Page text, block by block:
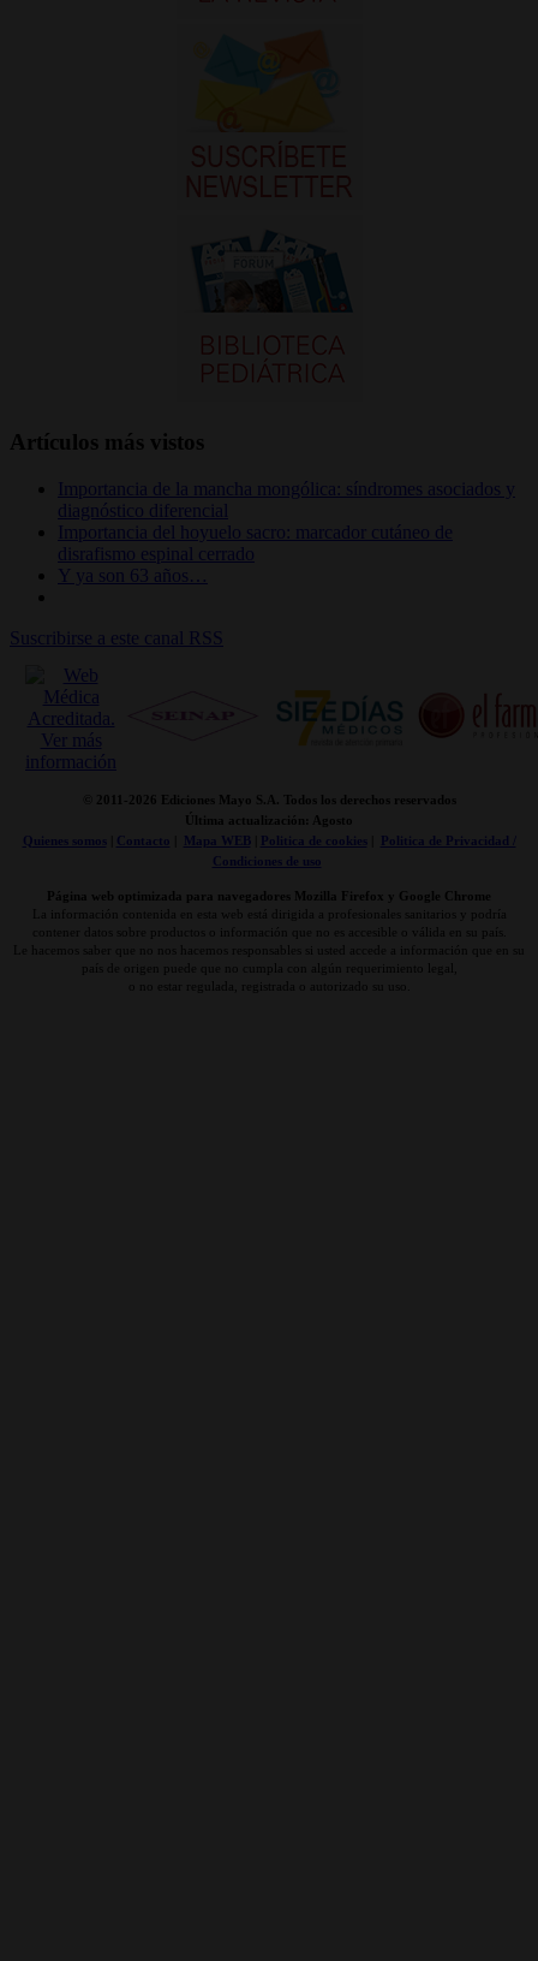
Artículos más vistos
Importancia de la mancha mongólica: síndromes asociados y
diagnóstico diferencial
Importancia del hoyuelo sacro: marcador cutáneo de
disrafismo espinal cerrado
Y ya son 63 años…
Suscribirse a este canal RSS
© 2011- 2026 Ediciones Mayo S.A. Todos los derechos reservados
Última actualización: Agosto
Quienes somos| Contacto Mapa WEB| Politica de cookies|
Politica de Privacidad /
Condiciones de uso
Página web optimizada para navegadores Mozilla Firefox y Google Chrome
La información contenida en esta web está dirigida a profesionales sanitarios y podría
contener datos sobre productos o información que no es accesible o válida en su país.
Le hacemos saber que no nos hacemos responsables si usted accede a información que en su
país de origen puede que no cumpla con algún requerimiento legal,
o no estar regulada, registrada o autorizado su uso.